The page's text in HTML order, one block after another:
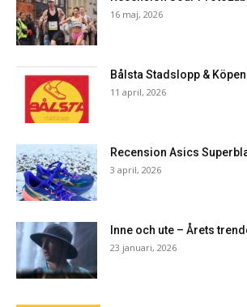
16 maj, 2026
Bålsta Stadslopp &
11 april, 2026
Recension Asics
3 april, 2026
Inne och ute – Årets
23 januari, 2026